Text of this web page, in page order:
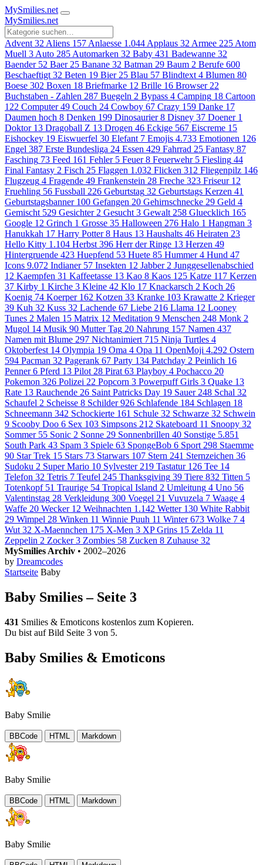
MySmilies.net
MySmilies.net
Advent 32 Aliens 157 Anlaesse 1.044 Applaus 32 Armee 225 Atom
Muell 3 Auto 285 Automarken 32 Baby 431 Badewanne 32
Baender 52 Baer 25 Banane 32 Batman 29 Baum 2 Berufe 600
Beschaeftigt 32 Beten 19 Bier 25 Blau 57 Blindtext 4 Blumen 80
Boese 302 Boxen 18 Briefmarke 12 Brille 16 Browser 22
Buchstaben - Zahlen 287 Buegeln 2 Bypass 4 Camping 18 Cartoon
122 Computer 49 Couch 24 Cowboy 67 Crazy 159 Danke 17
Daumen hoch 8 Denken 199 Dinosaurier 8 Disney 37 Doener 1
Doktor 13 Dragoball Z 13 Drogen 46 Eckige 567 Eiscreme 15
Eishockey 19 Eiswuerfel 30 Elefant 7 Emojis 4.733 Emotionen 126
Engel 387 Erste Bundesliga 24 Essen 429 Fahrrad 25 Fantasy 87
Fasching 73 Feed 161 Fehler 5 Feuer 8 Feuerwehr 5 Fiesling 44
Final Fantasy 2 Fisch 25 Flaggen 1.032 Flicken 312 Fliegenpilz 146
Flugzeug 4 Fragende 49 Frankenstein 28 Freche 323 Friseur 12
Fruehling 56 Fussball 226 Geburtstag 32 Geburtstags Kerzen 41
Geburtstagsbanner 100 Gefangen 20 Gehirnschnecke 29 Geld 4
Gemischt 529 Gesichter 2 Gesucht 3 Gewalt 258 Gluecklich 165
Google 12 Grinch 1 Grosse 35 Halloween 276 Halo 1 Hangman 3
Hanukkah 17 Harry Potter 8 Haus 13 Haushalts 46 Heiraten 23
Hello Kitty 1.104 Herbst 396 Herr der Ringe 13 Herzen 49
Hintergruende 423 Huepfend 53 Huete 85 Hummer 4 Hund 47
Icons 9.072 Indianer 57 Insekten 12 Jabber 2 Junggesellenabschied
12 Kaempfen 31 Kaffeetasse 13 Kao 8 Kaos 125 Katze 117 Kerzen
37 Kirby 1 Kirche 3 Kleine 42 Klo 17 Knackarsch 2 Koch 26
Koenig 74 Koerper 162 Kotzen 33 Kranke 103 Krawatte 2 Krieger
39 Kuh 32 Kuss 32 Lachende 67 Liebe 216 Llama 12 Looney
Tunes 2 Malen 15 Matrix 12 Meditation 9 Menschen 248 Monk 2
Mugol 14 Musik 90 Mutter Tag 20 Nahrung 157 Namen 437
Namen mit Blume 297 Nichtanimiert 715 Ninja Turtles 4
Oktoberfest 14 Olympia 19 Oma 4 Opa 11 OpenMoji 4.292 Ostern
594 Pacman 32 Pagerank 67 Party 134 Patchday 2 Peinlich 16
Penner 6 Pferd 13 Pilot 28 Pirat 63 Playboy 4 Pochacco 20
Pokemon 326 Polizei 22 Popcorn 3 Powerpuff Girls 3 Quake 13
Rate 13 Rauchende 26 Saint Patricks Day 19 Sauer 248 Schal 32
Schaufel 2 Scheisse 8 Schilder 926 Schlafende 184 Schlagen 18
Schneemann 342 Schockierte 161 Schule 32 Schwarze 32 Schwein
9 Scooby Doo 6 Sex 103 Simpsons 212 Skateboard 11 Snoopy 32
Sommer 55 Sonic 2 Sonne 29 Sonnenbrillen 40 Sonstige 5.851
South Park 43 Spam 3 Spiele 63 SpongeBob 6 Sport 298 Staemme
90 Star Trek 15 Stars 73 Starwars 107 Stern 241 Sternzeichen 36
Sudoku 2 Super Mario 10 Sylvester 219 Tastatur 126 Tee 14
Telefon 32 Tetris 7 Teufel 245 Thanksgiving 39 Tiere 832 Titten 5
Totenkopf 51 Traurige 54 Tropical Island 2 Umleitung 4 Uno 56
Valentinstag 28 Verkleidung 300 Voegel 21 Vuvuzela 7 Waage 4
Waffe 20 Wecker 12 Weihnachten 1.142 Wetter 130 White Rabbit
29 Wimpel 28 Winken 11 Winnie Puuh 11 Winter 673 Wolke 7 4
Wut 32 X-Maennchen 175 X-Men 3 XP Grins 15 Zelda 11
Zeppelin 2 Zocker 3 Zombies 58 Zucken 8 Zuhause 32
MySmilies Archiv • 2002–2026
by Dreamcodes
Startseite Baby
Baby Smilies – Seite 3
431 Smilies & Emoticons kostenlos zum Kopieren.
Du bist auf Bild Seite 3 von 5.
Baby Smilies & Emoticons
Baby Smilie
BBCode HTML Markdown
Baby Smilie
BBCode HTML Markdown
Baby Smilie